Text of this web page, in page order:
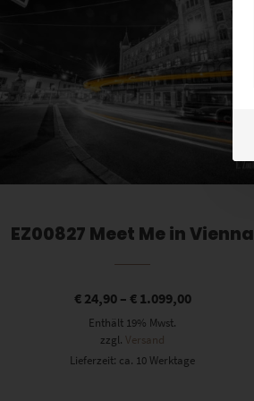
EZ00827 Meet Me in Vienna
€24,90– €1.099,00
Enthält 19% Mwst.
zzgl.Versand
Lieferzeit: ca. 10 Werktage